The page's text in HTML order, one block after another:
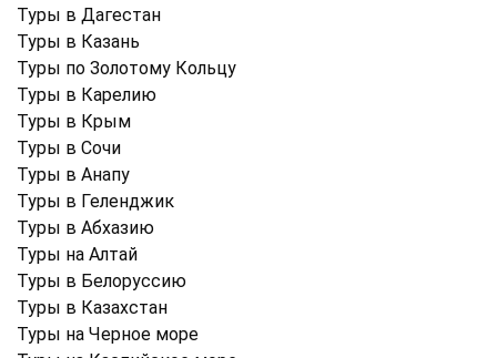
Туры в Дагестан
Туры в Казань
Туры по Золотому Кольцу
Туры в Карелию
Туры в Крым
Туры в Cочи
Туры в Анапу
Туры в Геленджик
Туры в Абхазию
Туры на Алтай
Туры в Белоруссию
Туры в Казахстан
Туры на Черное море